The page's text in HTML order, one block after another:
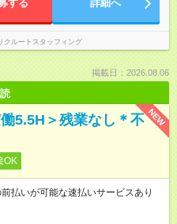
する 詳細へ
クルートスタッフィング
掲載日：2026.08.06
NEW
5.5H＞残業なし＊不
OK
払いが可能な速払いサービスあり